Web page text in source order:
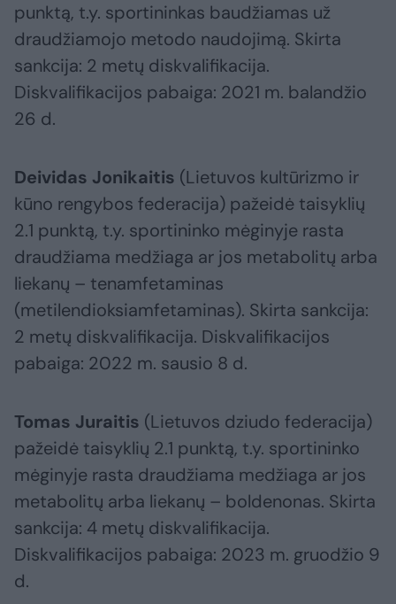
punktą, t.y. sportininkas baudžiamas už
draudžiamojo metodo naudojimą. Skirta
sankcija: 2 metų diskvalifikacija.
Diskvalifikacijos pabaiga: 2021 m. balandžio
26 d.
Deividas Jonikaitis (Lietuvos kultūrizmo ir
kūno rengybos federacija) pažeidė taisyklių
2.1 punktą, t.y. sportininko mėginyje rasta
draudžiama medžiaga ar jos metabolitų arba
liekanų – tenamfetaminas
(metilendioksiamfetaminas). Skirta sankcija:
2 metų diskvalifikacija. Diskvalifikacijos
pabaiga: 2022 m. sausio 8 d.
Tomas Juraitis (Lietuvos dziudo federacija)
pažeidė taisyklių 2.1 punktą, t.y. sportininko
mėginyje rasta draudžiama medžiaga ar jos
metabolitų arba liekanų – boldenonas. Skirta
sankcija: 4 metų diskvalifikacija.
Diskvalifikacijos pabaiga: 2023 m. gruodžio 9
d.